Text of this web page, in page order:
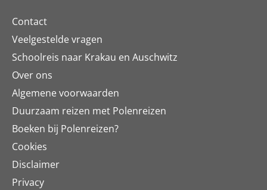
Contact
Veelgestelde vragen
Schoolreis naar Krakau en Auschwitz
Over ons
Algemene voorwaarden
Duurzaam reizen met Polenreizen
Boeken bij Polenreizen?
Cookies
Disclaimer
Privacy